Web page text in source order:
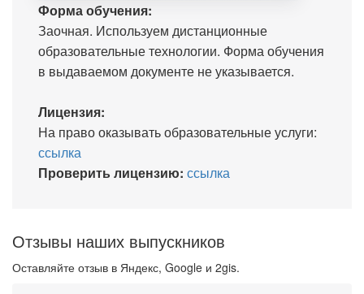
Форма обучения:
Заочная. Используем дистанционные
образовательные технологии. Форма обучения
в выдаваемом документе не указывается.
Лицензия:
На право оказывать образовательные услуги:
ссылка
Проверить лицензию: ссылка
Отзывы наших выпускников
Оставляйте отзыв в Яндекс, Google и 2gis.